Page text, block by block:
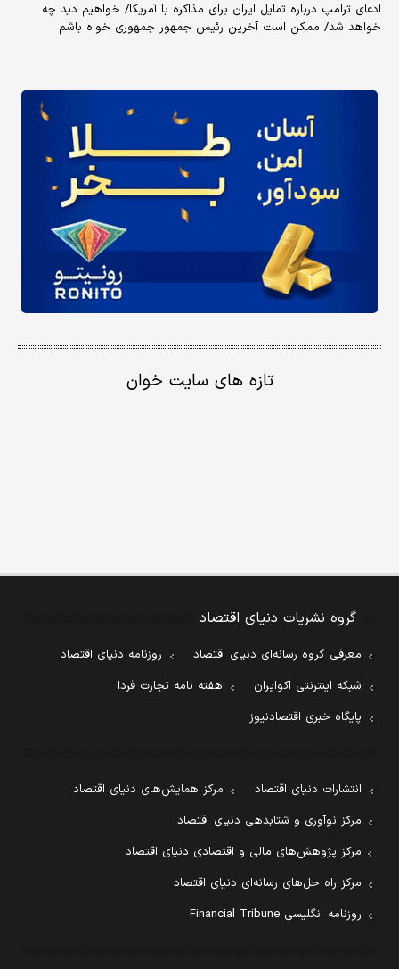
ادعای ترامپ درباره تمایل ایران برای مذاکره با آمریکا/ خواهیم دید چه
خواهد شد/ ممکن است آخرین رئیس‌ جمهور جمهوری خواه باشم
تازه های سایت خوان
گروه نشریات دنیای اقتصاد
معرفی گروه رسانه‌ای دنیای اقتصاد
روزنامه دنیای اقتصاد
شبکه اینترنتی اکوایران
هفته نامه تجارت فردا
پایگاه خبری اقتصادنیوز
انتشارات دنیای اقتصاد
مرکز همایش‌های دنیای اقتصاد
مرکز نوآوری و شتابدهی دنیای اقتصاد
مرکز پژوهش‌های مالی و اقتصادی دنیای اقتصاد
مرکز راه حل‌های رسانه‌ای دنیای اقتصاد
روزنامه انگلیسی Financial Tribune